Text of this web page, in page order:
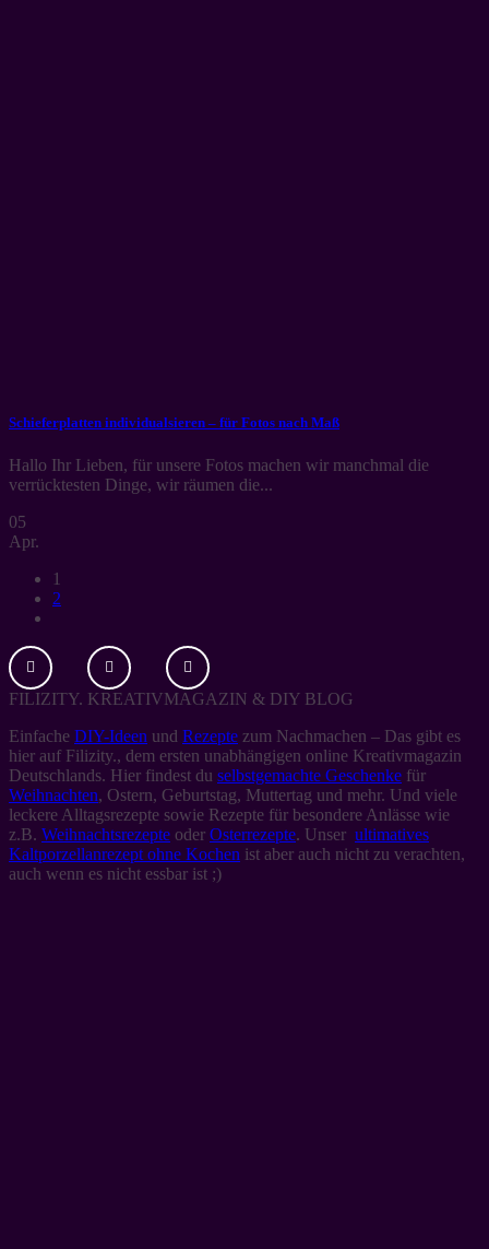
Schieferplatten individualsieren – für Fotos nach Maß
Hallo Ihr Lieben, für unsere Fotos machen wir manchmal die
verrücktesten Dinge, wir räumen die...
05
Apr.
1
2
FILIZITY. KREATIVMAGAZIN & DIY BLOG
Einfache DIY-Ideen und Rezepte zum Nachmachen – Das gibt es
hier auf Filizity., dem ersten unabhängigen online Kreativmagazin
Deutschlands. Hier findest du selbstgemachte Geschenke für
Weihnachten, Ostern, Geburtstag, Muttertag und mehr. Und viele
leckere Alltagsrezepte sowie Rezepte für besondere Anlässe wie
z.B. Weihnachtsrezepte oder Osterrezepte. Unser ultimatives
Kaltporzellanrezept ohne Kochen ist aber auch nicht zu verachten,
auch wenn es nicht essbar ist ;)